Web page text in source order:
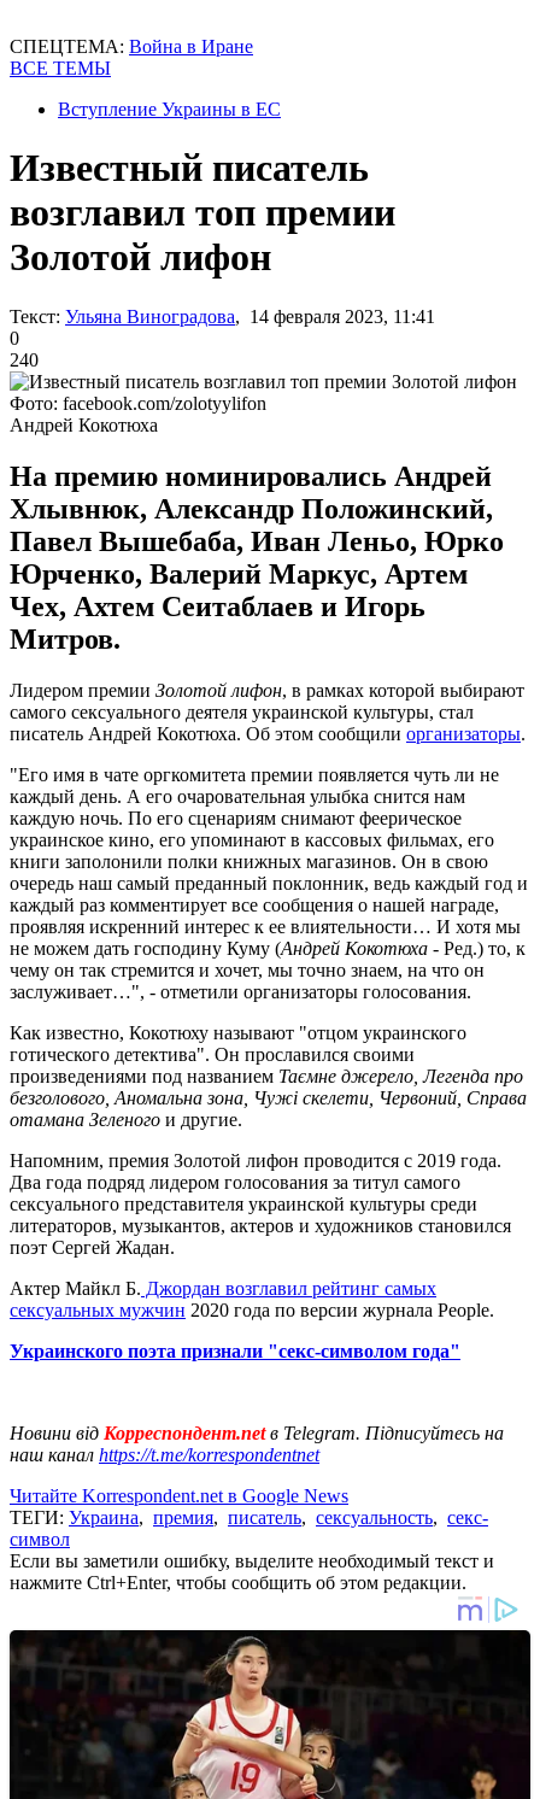
СПЕЦТЕМА: Война в Иране
ВСЕ ТЕМЫ
Вступление Украины в ЕС
Известный писатель
возглавил топ премии
Золотой лифон
Текст: Ульяна Виноградова, 14 февраля 2023, 11:41
0
240
Фото: facebook.com/zolotyylifon
Андрей Кокотюха
На премию номинировались Андрей
Хлывнюк, Александр Положинский,
Павел Вышебаба, Иван Леньо, Юрко
Юрченко, Валерий Маркус, Артем
Чех, Ахтем Сеитаблаев и Игорь
Митров.
Лидером премии Золотой лифон, в рамках которой выбирают
самого сексуального деятеля украинской культуры, стал
писатель Андрей Кокотюха. Об этом сообщили организаторы.
"Его имя в чате оргкомитета премии появляется чуть ли не
каждый день. А его очаровательная улыбка снится нам
каждую ночь. По его сценариям снимают феерическое
украинское кино, его упоминают в кассовых фильмах, его
книги заполонили полки книжных магазинов. Он в свою
очередь наш самый преданный поклонник, ведь каждый год и
каждый раз комментирует все сообщения о нашей награде,
проявляя искренний интерес к ее влиятельности… И хотя мы
не можем дать господину Куму (Андрей Кокотюха - Ред.) то, к
чему он так стремится и хочет, мы точно знаем, на что он
заслуживает…", - отметили организаторы голосования.
Как известно, Кокотюху называют "отцом украинского
готического детектива". Он прославился своими
произведениями под названием Таємне джерело, Легенда про
безголового, Аномальна зона, Чужі скелети, Червоний, Справа
отамана Зеленого и другие.
Напомним, премия Золотой лифон проводится с 2019 года.
Два года подряд лидером голосования за титул самого
сексуального представителя украинской культуры среди
литераторов, музыкантов, актеров и художников становился
поэт Сергей Жадан.
Актер Майкл Б. Джордан возглавил рейтинг самых
сексуальных мужчин 2020 года по версии журнала People.
Украинского поэта признали "секс-символом года"
Новини від Корреспондент.netв Telegram. Підписуйтесь на
наш канал https://t.me/korrespondentnet
Читайте Korrespondent.net в Google News
ТЕГИ: Украина, премия, писатель, сексуальность, секс-
символ
Если вы заметили ошибку, выделите необходимый текст и
нажмите Ctrl+Enter, чтобы сообщить об этом редакции.